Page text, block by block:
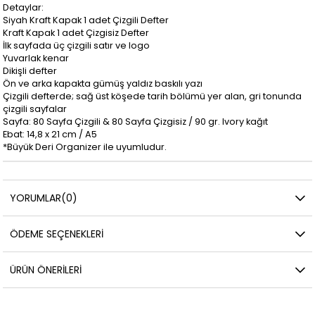
Detaylar:
Siyah Kraft Kapak 1 adet Çizgili Defter
Kraft Kapak 1 adet Çizgisiz Defter
İlk sayfada üç çizgili satır ve logo
Yuvarlak kenar
Dikişli defter
Ön ve arka kapakta gümüş yaldız baskılı yazı
Çizgili defterde; sağ üst köşede tarih bölümü yer alan, gri tonunda
çizgili sayfalar
Sayfa: 80 Sayfa Çizgili & 80 Sayfa Çizgisiz / 90 gr. Ivory kağıt
Ebat: 14,8 x 21 cm / A5
*Büyük Deri Organizer ile uyumludur.
YORUMLAR(0)
ÖDEME SEÇENEKLERI
ÜRÜN ÖNERILERI